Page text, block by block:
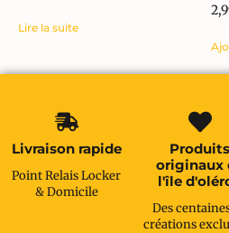
Lire la suite
Livraison rapide
Point Relais Locker
& Domicile
Produits
originaux
l'île
Des
créations